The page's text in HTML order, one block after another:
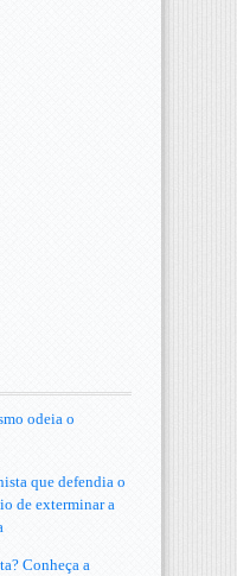
odeia o
que defendia o
de exterminar a
Conheça a